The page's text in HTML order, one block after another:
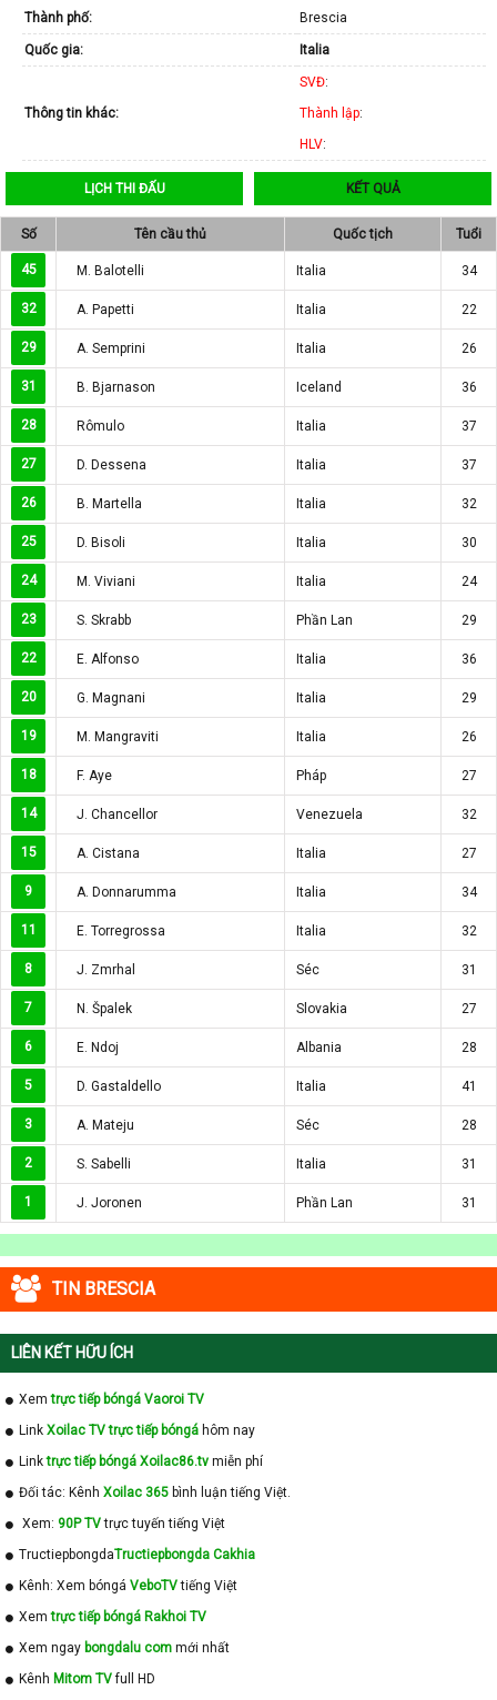
Thành phố: Brescia
Quốc gia: Italia
Thông tin khác:
SVĐ:
Thành lập:
HLV:
LỊCH THI ĐẤU KẾT QUẢ
Số Tên cầu thủ Quốc tịch Tuổi
45 M. Balotelli Italia 34
32 A. Papetti Italia 22
29 A. Semprini Italia 26
31 B. Bjarnason Iceland 36
28 Rômulo Italia 37
27 D. Dessena Italia 37
26 B. Martella Italia 32
25 D. Bisoli Italia 30
24 M. Viviani Italia 24
23 S. Skrabb Phần Lan 29
22 E. Alfonso Italia 36
20 G. Magnani Italia 29
19 M. Mangraviti Italia 26
18 F. Aye Pháp 27
14 J. Chancellor Venezuela 32
15 A. Cistana Italia 27
9 A. Donnarumma Italia 34
11 E. Torregrossa Italia 32
8 J. Zmrhal Séc 31
7 N. Špalek Slovakia 27
6 E. Ndoj Albania 28
5 D. Gastaldello Italia 41
3 A. Mateju Séc 28
2 S. Sabelli Italia 31
1 J. Joronen Phần Lan 31
TIN BRESCIA
LIÊN KẾT HỮU ÍCH
Xemtrực tiếp bóngá Vaoroi TV
Link Xoilac TV trực tiếp bóngá hôm nay
Linktrực tiếp bóngá Xoilac86.tv miễn phí
Đối tác: Kênh Xoilac 365 bình luận tiếng Việt.
Xem: 90P TVtrực tuyến tiếng Việt
TructiepbongdaTructiepbongda Cakhia
Kênh: Xem bóngá VeboTVtiếng Việt
Xemtrực tiếp bóngá Rakhoi TV
Xem ngay bongdalu com mới nhất
Kênh Mitom TVfull HD